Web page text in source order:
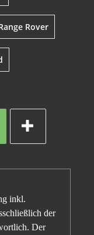
Rover
inkl.
der
Der